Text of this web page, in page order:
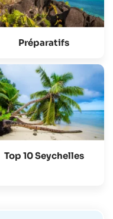
Préparatifs
Top 10 Seychelles